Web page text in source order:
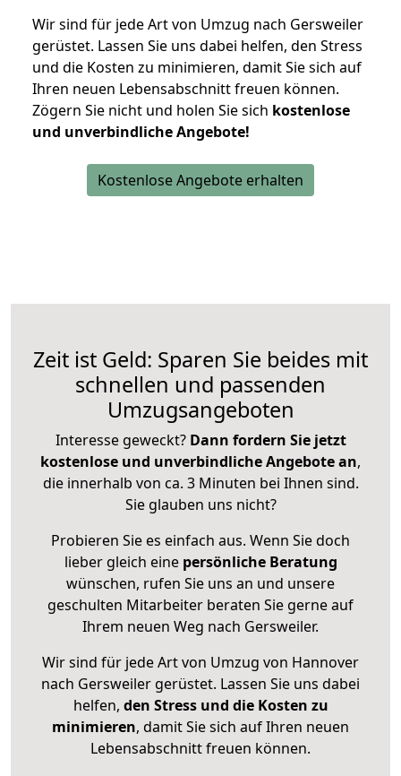
Wir sind für jede Art von Umzug nach Gersweiler
gerüstet. Lassen Sie uns dabei helfen, den Stress
und die Kosten zu minimieren, damit Sie sich auf
Ihren neuen Lebensabschnitt freuen können.
Zögern Sie nicht und holen Sie sich kostenlose
und unverbindliche Angebote!
Kostenlose Angebote erhalten
Zeit ist Geld: Sparen Sie beides mit
schnellen und passenden
Umzugsangeboten
Interesse geweckt? Dann fordern Sie jetzt
kostenlose und unverbindliche Angebote an,
die innerhalb von ca. 3 Minuten bei Ihnen sind.
Sie glauben uns nicht?
Probieren Sie es einfach aus. Wenn Sie doch
lieber gleich eine persönliche Beratung
wünschen, rufen Sie uns an und unsere
geschulten Mitarbeiter beraten Sie gerne auf
Ihrem neuen Weg nach Gersweiler.
Wir sind für jede Art von Umzug von Hannover
nach Gersweiler gerüstet. Lassen Sie uns dabei
helfen, den Stress und die Kosten zu
minimieren, damit Sie sich auf Ihren neuen
Lebensabschnitt freuen können.